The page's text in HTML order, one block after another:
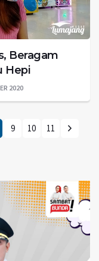
Beragam
Hepi
2020
9 10 11